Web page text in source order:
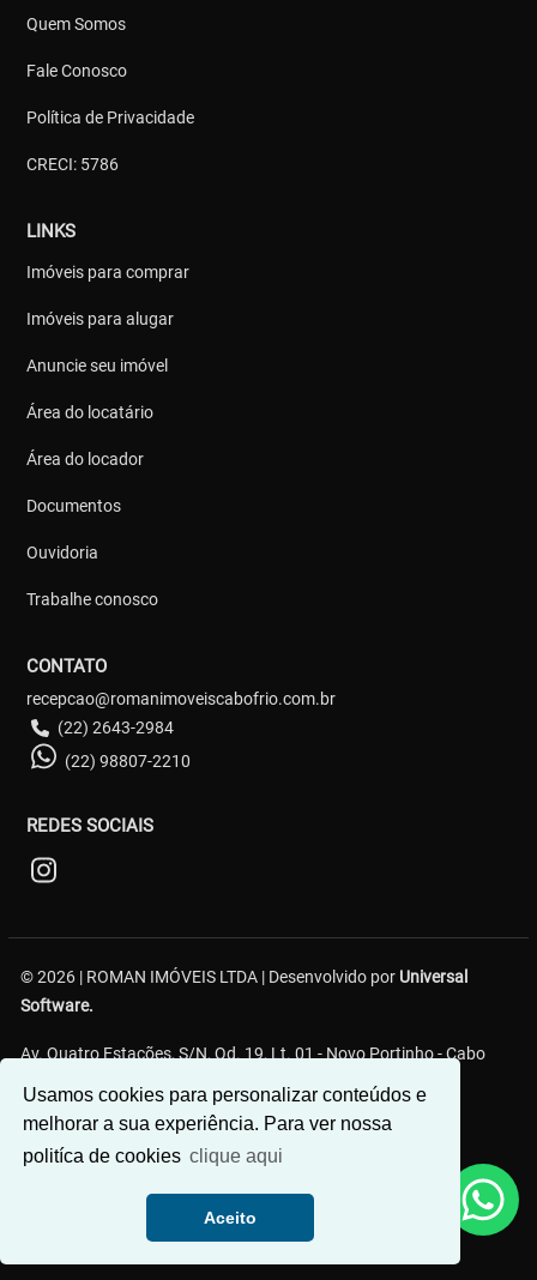
Usamos cookies para personalizar conteúdos e
melhorar a sua experiência. Para ver nossa
politíca de cookies clique aqui
Aceito
Quem Somos
Fale Conosco
Política de Privacidade
CRECI: 5786
LINKS
Imóveis para comprar
Imóveis para alugar
Anuncie seu imóvel
Área do locatário
Área do locador
Documentos
Ouvidoria
Trabalhe conosco
CONTATO
recepcao@romanimoveiscabofrio.com.br
(22) 2643-2984
(22) 98807-2210
REDES SOCIAIS
© 2026 | ROMAN IMÓVEIS LTDA | Desenvolvido por Universal
Software.
Av. Quatro Estações, S/N, Qd. 19, Lt. 01 - Novo Portinho - Cabo